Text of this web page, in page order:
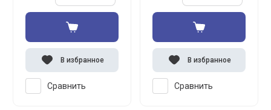
Сравнить
В избранное
Сравнить
В избранное